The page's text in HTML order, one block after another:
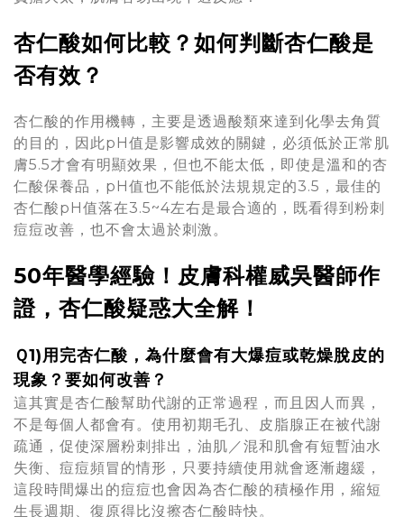
杏仁酸如何比較？如何判斷杏仁酸是
否有效？
杏仁酸的作用機轉，主要是透過酸類來達到化學去角質
的目的，因此pH值是影響成效的關鍵，必須低於正常肌
膚5.5才會有明顯效果，但也不能太低，即使是溫和的杏
仁酸保養品，pH值也不能低於法規規定的3.5，最佳的
杏仁酸pH值落在3.5~4左右是最合適的，既看得到粉刺
痘痘改善，也不會太過於刺激。
50年醫學經驗！皮膚科權威吳醫師作
證，杏仁酸疑惑大全解！
Ｑ1)用完杏仁酸，為什麼會有大爆痘或乾燥脫皮的
現象？要如何改善？
這其實是杏仁酸幫助代謝的正常過程，而且因人而異，
不是每個人都會有。使用初期毛孔、皮脂腺正在被代謝
疏通，促使深層粉刺排出，油肌／混和肌會有短暫油水
失衡、痘痘頻冒的情形，只要持續使用就會逐漸趨緩，
這段時間爆出的痘痘也會因為杏仁酸的積極作用，縮短
生長週期、復原得比沒擦杏仁酸時快。